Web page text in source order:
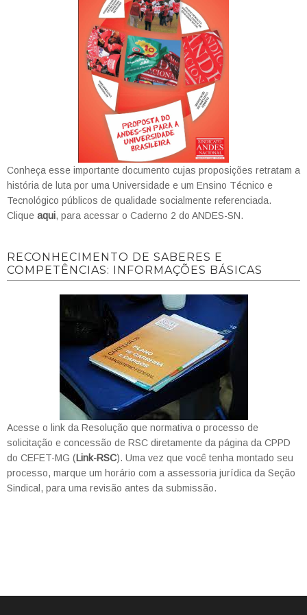
Conheça esse importante documento cujas proposições retratam a
história de luta por uma Universidade e um Ensino Técnico e
Tecnológico públicos de qualidade socialmente referenciada.
Clique aqui, para acessar o Caderno 2 do ANDES-SN.
RECONHECIMENTO DE SABERES E
COMPETÊNCIAS: INFORMAÇÕES BÁSICAS
Acesse o link da Resolução que normativa o processo de
solicitação e concessão de RSC diretamente da página da CPPD
do CEFET-MG (Link-RSC). Uma vez que você tenha montado seu
processo, marque um horário com a assessoria jurídica da Seção
Sindical, para uma revisão antes da submissão.